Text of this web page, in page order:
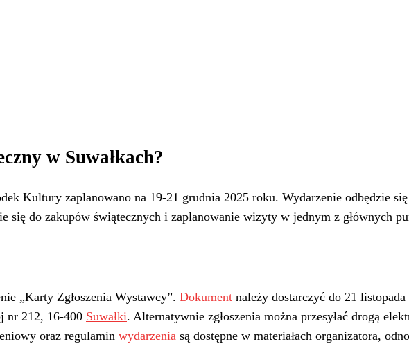
w Suwałkach?
Kultury zaplanowano na 19-21 grudnia 2025 roku. Wydarzenie odbędzie
się do zakupów świątecznych i zaplanowanie wizyty w jednym z głównych
„Karty Zgłoszenia Wystawcy”. Dokument należy dostarczyć do 21
nr 212, 16-400 Suwałki. Alternatywnie zgłoszenia można przesyłać drogą
oraz regulamin wydarzenia są dostępne w materiałach organizatora,